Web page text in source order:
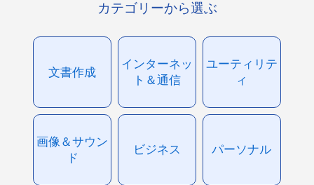
カテゴリーから選ぶ
文書作成
インターネッ
ト＆通信
ユーティリテ
ィ
画像＆サウン
ド
ビジネス パーソナル